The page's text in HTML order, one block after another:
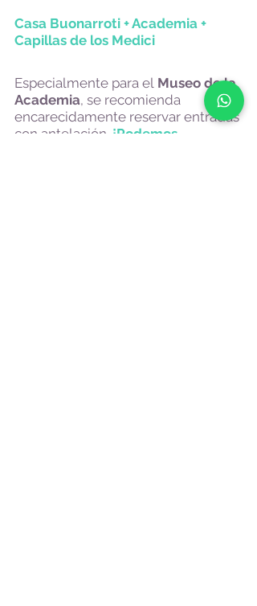
Casa Buonarroti + Academia +
Capillas de los Medici
Especialmente para el Museo de la
Academia, se recomienda
encarecidamente reservar entradas
con antelación. ¡Podemos